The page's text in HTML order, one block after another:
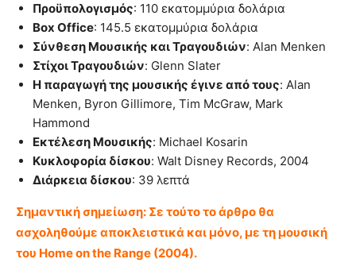
Προϋπολογισμός: 110 εκατομμύρια δολάρια
Box Office: 145.5 εκατομμύρια δολάρια
Σύνθεση Μουσικής και Τραγουδιών: Alan Menken
Στίχοι Τραγουδιών: Glenn Slater
Η παραγωγή της μουσικής έγινε από τους: Alan
Menken, Byron Gillimore, Tim McGraw, Mark
Hammond
Εκτέλεση Μουσικής: Michael Kosarin
Κυκλοφορία δίσκου: Walt Disney Records, 2004
Διάρκεια δίσκου: 39 λεπτά
Σημαντική σημείωση: Σε τούτο το άρθρο θα
ασχοληθούμε αποκλειστικά και μόνο, με τη μουσική
του Home on the Range (2004).